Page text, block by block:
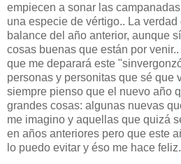
empiecen a sonar las
una especie de vértigo.. La
balance del año anterior, aunque
cosas buenas que están por
que me deparará este
personas y personitas que sé que
siempre pienso que el nuevo año
grandes cosas: algunas nuevas
me imagino y aquellas que quizá
en años anteriores pero que este
lo puedo evitar y éso me hace feliz.